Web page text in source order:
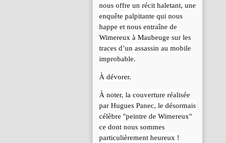
nous offre un récit haletant, une
enquête palpitante qui nous
happe et nous entraîne de
Wimereux à Maubeuge sur les
traces d’un assassin au mobile
improbable.
À dévorer.
À noter, la couverture réalisée
par Hugues Panec, le désormais
célèbre "peintre de Wimereux"
ce dont nous sommes
particulièrement heureux !